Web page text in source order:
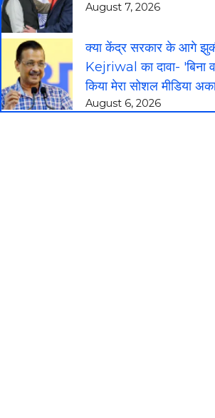
August 7, 2026
क्या केंद्र सरकार के आगे
Kejriwal का दावा- 'बिना
किया मेरा सोशल मीडिया
August 6, 2026